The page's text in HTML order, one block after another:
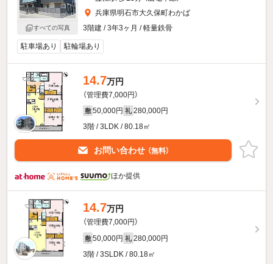
すべての写真
兵庫県明石市大久保町わかば
3階建 / 3年3ヶ月 / 軽量鉄骨
駐車場あり 駐輪場あり
14.7万円
（管理費7,000円）
敷 50,000円 礼 280,000円
3階 / 3LDK / 80.18㎡
お問い合わせ （無料）
ほか提供
14.7万円
（管理費7,000円）
敷 50,000円 礼 280,000円
3階 / 3SLDK / 80.18㎡